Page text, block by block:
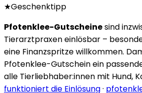
★Geschenktipp
Pfotenklee-Gutscheinesind
Tierarztpraxen einlösbar –
eine Finanzspritze willkommen.
Pfotenklee-Gutschein ein
alle Tierliebhaber:innen mit Hund,
funktioniert die Einlösung·